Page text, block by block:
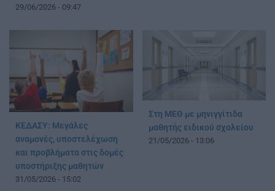
29/06/2026 - 09:47
ΚΕΔΑΣΥ: Μεγάλες
αναμονές, υποστελέχωση
και προβλήματα στις δομές
υποστήριξης μαθητών
31/05/2026 - 15:02
Στη ΜΕΘ με μηνιγγίτιδα
μαθητής ειδικού σχολείου
21/05/2026 - 13:06